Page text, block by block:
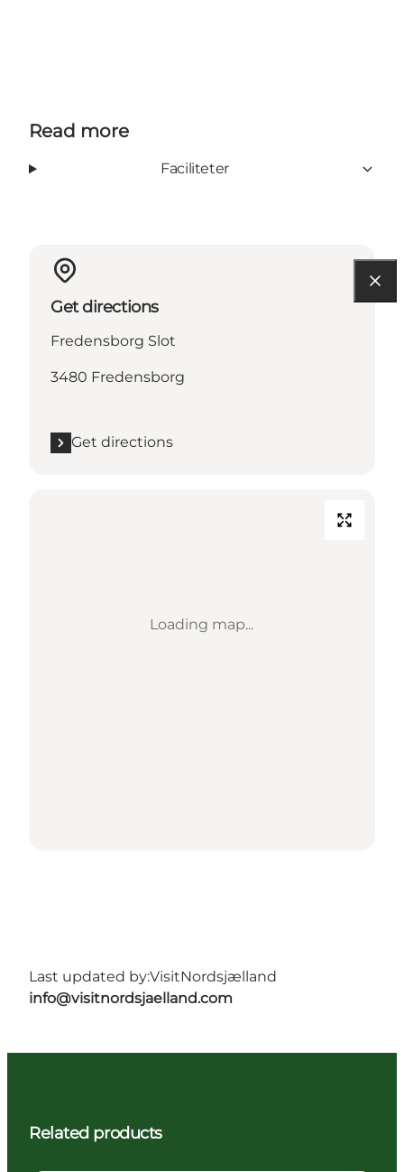
Read more
Faciliteter
Get directions
Fredensborg Slot
3480 Fredensborg
Get directions
Loading map...
Last updated by:VisitNordsjælland
info@visitnordsjaelland.com
Related products